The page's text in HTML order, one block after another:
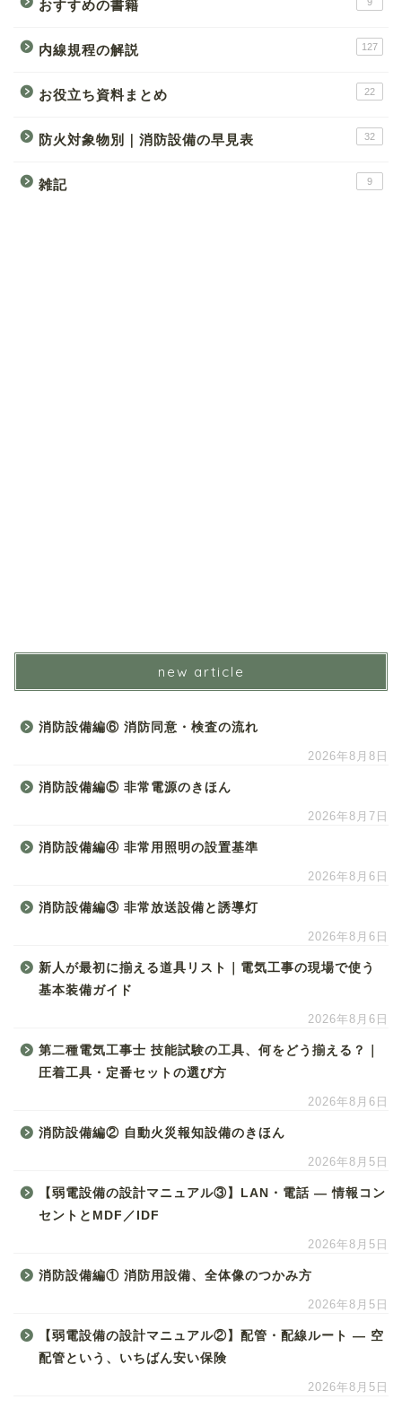
おすすめの書籍
内線規程の解説 127
お役立ち資料まとめ 22
防火対象物別｜消防設備の早見表 32
雑記 9
new article
消防設備編⑥ 消防同意・検査の流れ
2026年8月8日
消防設備編⑤ 非常電源のきほん
2026年8月7日
消防設備編④ 非常用照明の設置基準
2026年8月6日
消防設備編③ 非常放送設備と誘導灯
2026年8月6日
新人が最初に揃える道具リスト｜電気工事の現場で使う
基本装備ガイド
2026年8月6日
第二種電気工事士 技能試験の工具、何をどう揃える？｜
圧着工具・定番セットの選び方
2026年8月6日
消防設備編② 自動火災報知設備のきほん
2026年8月5日
【弱電設備の設計マニュアル③】LAN・電話 ― 情報コン
セントとMDF／IDF
2026年8月5日
消防設備編① 消防用設備、全体像のつかみ方
2026年8月5日
【弱電設備の設計マニュアル②】配管・配線ルート ― 空
配管という、いちばん安い保険
2026年8月5日